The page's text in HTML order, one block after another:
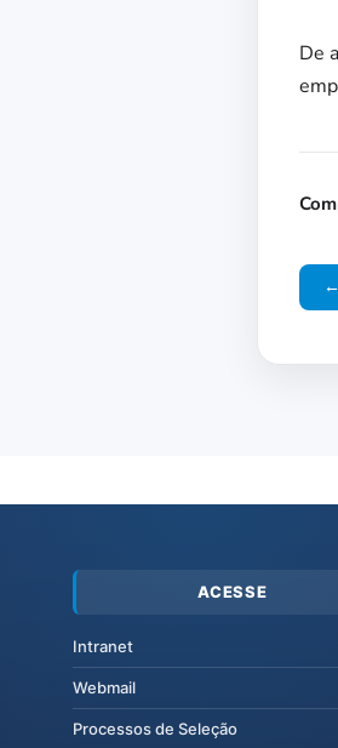
De
ACESSE
Intranet
Webmail
Processos de Seleção